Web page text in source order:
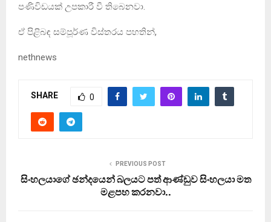
පණිවිඩයක් උපකාරී වී තිබෙනවා.
ඒ පිළිබඳ සම්පූර්ණ විස්තරය පහතින්,
nethnews
SHARE 0
PREVIOUS POST
සිංහලයාගේ ඡන්දයෙන් බලයට පත් ආණ්ඩුව සිංහලයා මත
මළපහ කරනවා..